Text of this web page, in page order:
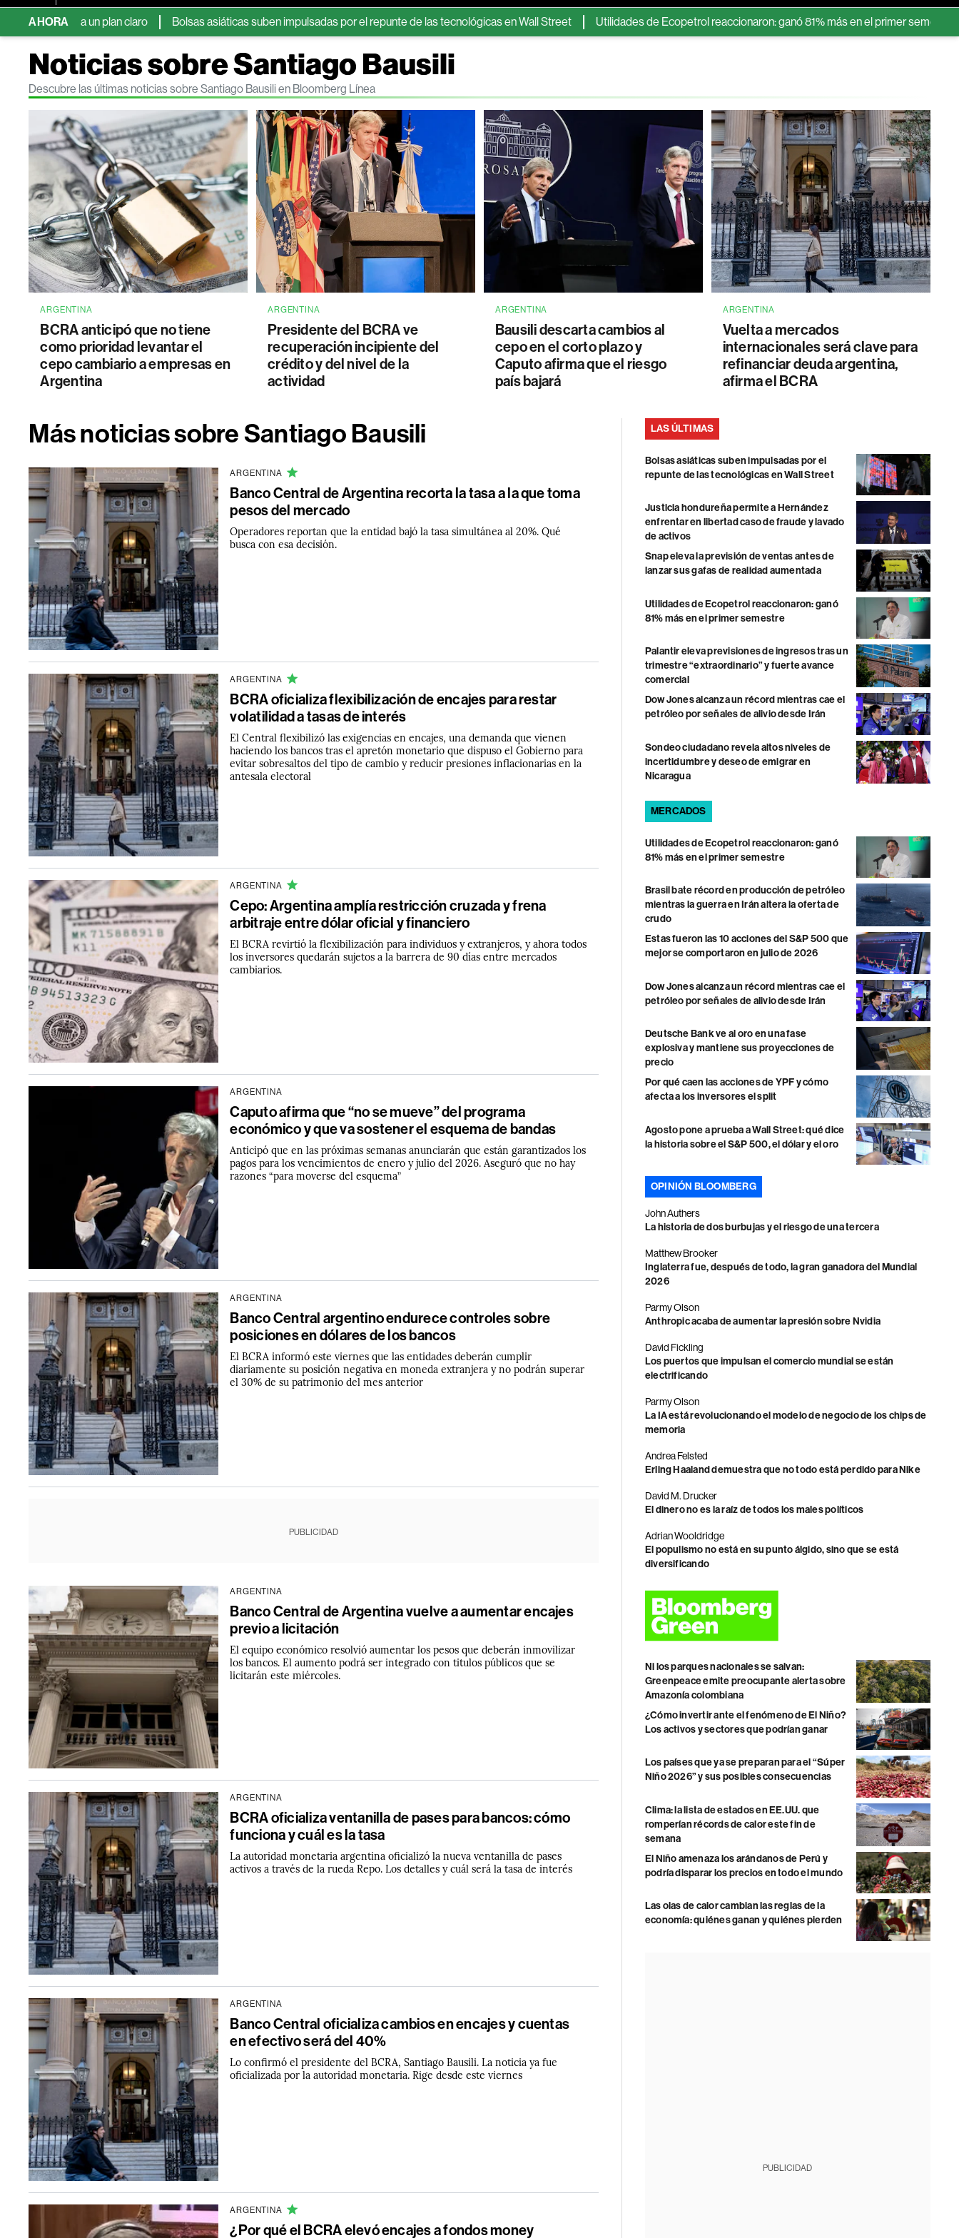
AHORA
un plan claro Bolsas asiáticas suben impulsadas por el repunte de las tecnológicas en Wall Street Utilidades de Ecopetrol reaccionaron: ganó 81% más en el primer semestre Brasil
Noticias sobre Santiago Bausili
Descubre las últimas noticias sobre Santiago Bausili en Bloomberg Línea
ARGENTINA
BCRA anticipó que no tiene
como prioridad levantar el
cepo cambiario a empresas en
Argentina
ARGENTINA
Presidente del BCRA ve
recuperación incipiente del
crédito y del nivel de la
actividad
ARGENTINA
Bausili descarta cambios al
cepo en el corto plazo y
Caputo afirma que el riesgo
país bajará
ARGENTINA
Vuelta a mercados
internacionales será clave para
refinanciar deuda argentina,
afirma el BCRA
Más noticias sobre Santiago Bausili
ARGENTINA
Banco Central de Argentina recorta la tasa a la que toma
pesos del mercado
Operadores reportan que la entidad bajó la tasa simultánea al 20%. Qué
busca con esa decisión.
ARGENTINA
BCRA oficializa flexibilización de encajes para restar
volatilidad a tasas de interés
El Central flexibilizó las exigencias en encajes, una demanda que vienen
haciendo los bancos tras el apretón monetario que dispuso el Gobierno para
evitar sobresaltos del tipo de cambio y reducir presiones inflacionarias en la
antesala electoral
ARGENTINA
Cepo: Argentina amplía restricción cruzada y frena
arbitraje entre dólar oficial y financiero
El BCRA revirtió la flexibilización para individuos y extranjeros, y ahora todos
los inversores quedarán sujetos a la barrera de 90 días entre mercados
cambiarios.
ARGENTINA
Caputo afirma que “no se mueve” del programa
económico y que va sostener el esquema de bandas
Anticipó que en las próximas semanas anunciarán que están garantizados los
pagos para los vencimientos de enero y julio del 2026. Aseguró que no hay
razones “para moverse del esquema”
ARGENTINA
Banco Central argentino endurece controles sobre
posiciones en dólares de los bancos
El BCRA informó este viernes que las entidades deberán cumplir
diariamente su posición negativa en moneda extranjera y no podrán superar
el 30% de su patrimonio del mes anterior
PUBLICIDAD
ARGENTINA
Banco Central de Argentina vuelve a aumentar encajes
previo a licitación
El equipo económico resolvió aumentar los pesos que deberán inmovilizar
los bancos. El aumento podrá ser integrado con titulos públicos que se
licitarán este miércoles.
ARGENTINA
BCRA oficializa ventanilla de pases para bancos: cómo
funciona y cuál es la tasa
La autoridad monetaria argentina oficializó la nueva ventanilla de pases
activos a través de la rueda Repo. Los detalles y cuál será la tasa de interés
ARGENTINA
Banco Central oficializa cambios en encajes y cuentas
en efectivo será del 40%
Lo confirmó el presidente del BCRA, Santiago Bausili. La noticia ya fue
oficializada por la autoridad monetaria. Rige desde este viernes
ARGENTINA
¿Por qué el BCRA elevó encajes a fondos money
LAS ÚLTIMAS
Bolsas asiáticas suben impulsadas por el
repunte de las tecnológicas en Wall Street
Justicia hondureña permite a Hernández
enfrentar en libertad caso de fraude y lavado
de activos
Snap eleva la previsión de ventas antes de
lanzar sus gafas de realidad aumentada
Utilidades de Ecopetrol reaccionaron: ganó
81% más en el primer semestre
Palantir eleva previsiones de ingresos tras un
trimestre “extraordinario” y fuerte avance
comercial
Dow Jones alcanza un récord mientras cae el
petróleo por señales de alivio desde Irán
Sondeo ciudadano revela altos niveles de
incertidumbre y deseo de emigrar en
Nicaragua
MERCADOS
Utilidades de Ecopetrol reaccionaron: ganó
81% más en el primer semestre
Brasil bate récord en producción de petróleo
mientras la guerra en Irán altera la oferta de
crudo
Estas fueron las 10 acciones del S&P 500 que
mejor se comportaron en julio de 2026
Dow Jones alcanza un récord mientras cae el
petróleo por señales de alivio desde Irán
Deutsche Bank ve al oro en una fase
explosiva y mantiene sus proyecciones de
precio
Por qué caen las acciones de YPF y cómo
afecta a los inversores el split
Agosto pone a prueba a Wall Street: qué dice
la historia sobre el S&P 500, el dólar y el oro
OPINIÓN BLOOMBERG
John Authers
La historia de dos burbujas y el riesgo de una tercera
Matthew Brooker
Inglaterra fue, después de todo, la gran ganadora del Mundial
2026
Parmy Olson
Anthropic acaba de aumentar la presión sobre Nvidia
David Fickling
Los puertos que impulsan el comercio mundial se están
electrificando
Parmy Olson
La IA está revolucionando el modelo de negocio de los chips de
memoria
Andrea Felsted
Erling Haaland demuestra que no todo está perdido para Nike
David M. Drucker
El dinero no es la raíz de todos los males políticos
Adrian Wooldridge
El populismo no está en su punto álgido, sino que se está
diversificando
Ni los parques nacionales se salvan:
Greenpeace emite preocupante alerta sobre
Amazonía colombiana
¿Cómo invertir ante el fenómeno de El Niño?
Los activos y sectores que podrían ganar
Los países que ya se preparan para el “Súper
Niño 2026” y sus posibles consecuencias
Clima: la lista de estados en EE.UU. que
romperían récords de calor este fin de
semana
El Niño amenaza los arándanos de Perú y
podría disparar los precios en todo el mundo
Las olas de calor cambian las reglas de la
economía: quiénes ganan y quiénes pierden
PUBLICIDAD